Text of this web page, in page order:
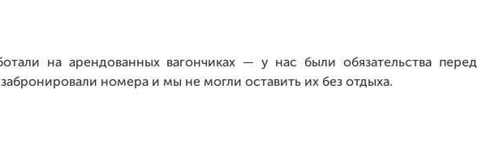
на арендованных вагончиках — у нас были обязательства перед
номера и мы не могли оставить их без отдыха.